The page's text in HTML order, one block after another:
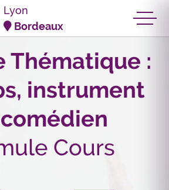
Lyon
Bordeaux
Thématique :
instrument
Cours
cookies